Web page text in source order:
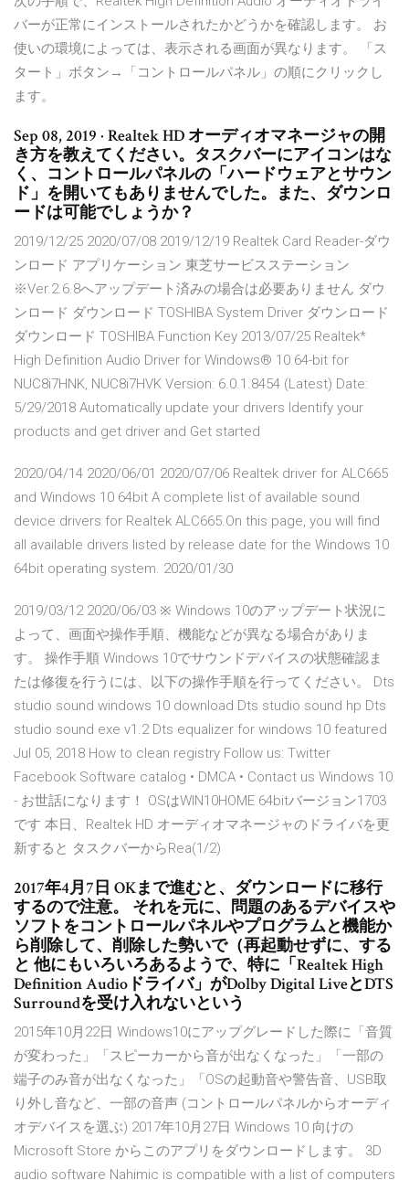
バーが正常にインストールされたかどうかを確認します。 お
使いの環境によっては、表示される画面が異なります。 「ス
タート」ボタン→「コントロールパネル」の順にクリックし
ます。
Sep 08, 2019 · Realtek HD オーディオマネージャの開
き方を教えてください。タスクバーにアイコンはな
く、コントロールパネルの「ハードウェアとサウン
ド」を開いてもありませんでした。また、ダウンロ
ードは可能でしょうか？
2019/12/25 2020/07/08 2019/12/19 Realtek Card Reader-ダウ
ンロード アプリケーション 東芝サービスステーション
※Ver.2.6.8へアップデート済みの場合は必要ありません ダウ
ンロード ダウンロード TOSHIBA System Driver ダウンロード
ダウンロード TOSHIBA Function Key 2013/07/25 Realtek*
High Definition Audio Driver for Windows® 10 64-bit for
NUC8i7HNK, NUC8i7HVK Version: 6.0.1.8454 (Latest) Date:
5/29/2018 Automatically update your drivers Identify your
products and get driver and Get started
2020/04/14 2020/06/01 2020/07/06 Realtek driver for ALC665
and Windows 10 64bit A complete list of available sound
device drivers for Realtek ALC665.On this page, you will find
all available drivers listed by release date for the Windows 10
64bit operating system. 2020/01/30
2019/03/12 2020/06/03 ※ Windows 10のアップデート状況に
よって、画面や操作手順、機能などが異なる場合がありま
す。 操作手順 Windows 10でサウンドデバイスの状態確認ま
たは修復を行うには、以下の操作手順を行ってください。 Dts
studio sound windows 10 download Dts studio sound hp Dts
studio sound exe v1.2 Dts equalizer for windows 10 featured
Jul 05, 2018 How to clean registry Follow us: Twitter
Facebook Software catalog • DMCA • Contact us Windows 10
- お世話になります！ OSはWIN10HOME 64bitバージョン1703
です 本日、Realtek HD オーディオマネージャのドライバを更
新すると タスクバーからRea(1/2)
2017年4月7日 OKまで進むと、ダウンロードに移行
するので注意。 それを元に、問題のあるデバイスや
ソフトをコントロールパネルやプログラムと機能か
ら削除して、削除した勢いで（再起動せずに、する
と 他にもいろいろあるようで、特に「Realtek High
Definition Audioドライバ」がDolby Digital LiveとDTS
Surroundを受け入れないという
2015年10月22日 Windows10にアップグレードした際に「音質
が変わった」「スピーカーから音が出なくなった」「一部の
端子のみ音が出なくなった」「OSの起動音や警告音、USB取
り外し音など、一部の音声 (コントロールパネルからオーディ
オデバイスを選ぶ) 2017年10月27日 Windows 10 向けの
Microsoft Store からこのアプリをダウンロードします。 3D
audio software Nahimic is compatible with a list of computers